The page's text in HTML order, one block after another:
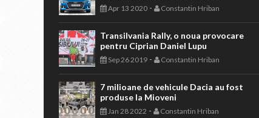
Apr 13 2020 - Constantin Hriban
Transilvania Rally, o noua provocare
pentru Ciprian Daniel Lupu
Sep 26 2019 - Constantin Hriban
7 milioane de vehicule Dacia au fost
produse la Mioveni
Jan 28 2022 - Constantin Hriban